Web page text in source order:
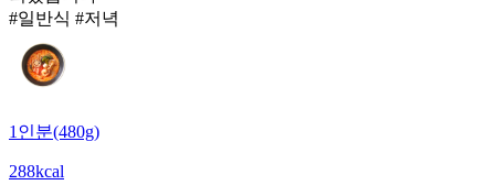
#일반식 #저녁
1인분(480g)
288kcal